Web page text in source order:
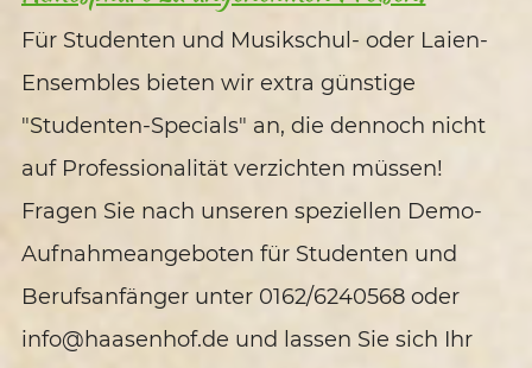
Für Studenten und Musikschul- oder Laien-
Ensembles bieten wir extra günstige
"Studenten-Specials" an, die dennoch nicht
auf Professionalität verzichten müssen!
Fragen Sie nach unseren speziellen Demo-
Aufnahmeangeboten für Studenten und
Berufsanfänger unter 0162/6240568 oder
info@haasenhof.de und lassen Sie sich Ihr